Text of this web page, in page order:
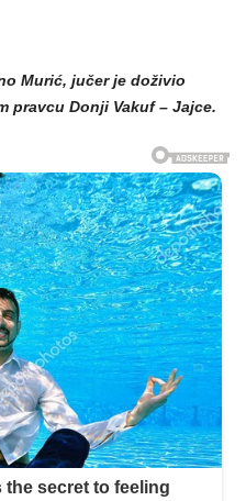
Murić, jučer je doživio
pravcu Donji Vakuf – Jajce.